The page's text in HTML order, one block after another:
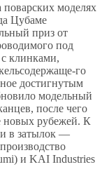
моделях
Цубаме
приз от
под
клинками,
го
достигнутым
модельный
после чего
новых рубежей. К
в затылок —
и KAI Industries